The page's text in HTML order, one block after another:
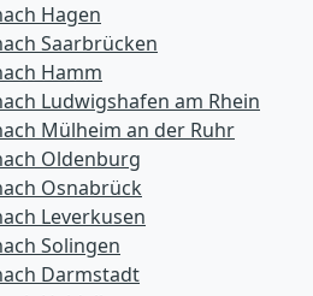
Hagen
Saarbrücken
Hamm
Ludwigshafen am Rhein
Mülheim an der Ruhr
Oldenburg
Osnabrück
Leverkusen
Solingen
Darmstadt